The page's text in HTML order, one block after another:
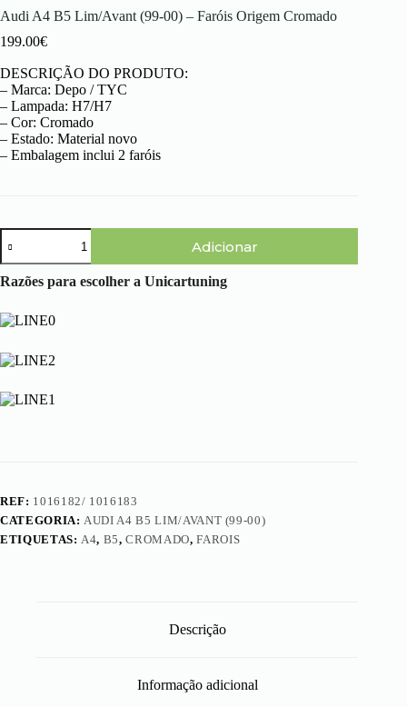
Audi A4 B5 Lim/Avant (99-00) – Faróis Origem Cromado
199.00€
DESCRIÇÃO DO PRODUTO:
– Marca: Depo / TYC
– Lampada: H7/H7
– Cor: Cromado
– Estado: Material novo
– Embalagem inclui 2 faróis
Quantidade
de
Audi
A4
Lim/Avant
(99-
-
Origem
Cromado
Adicionar
Razões para escolher a Unicartuning
REF: 1016182/ 1016183
CATEGORIA:AUDI A4 B5 LIM/AVANT (99-00)
ETIQUETAS:A4, B5,CROMADO,FAROIS
Descrição
Informação adicional